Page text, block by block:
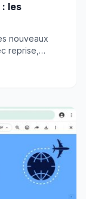
: les
nouveaux
reprise,